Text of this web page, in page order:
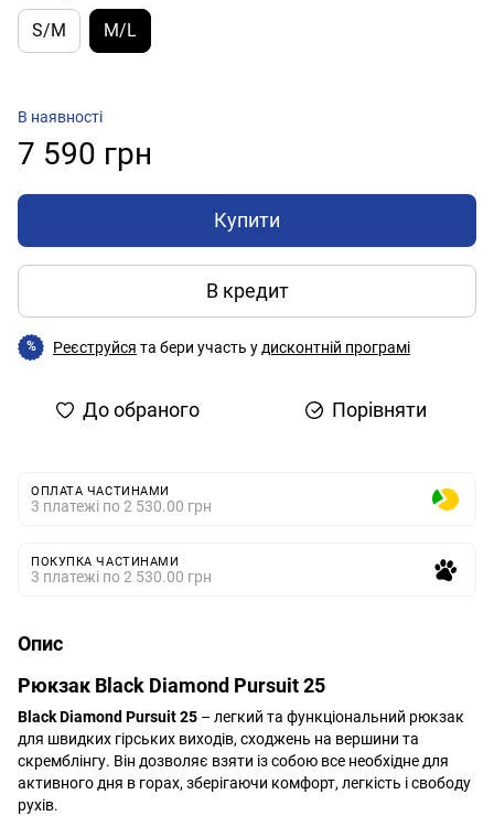
S/M M/L
В наявності
7 590 грн
Купити
В кредит
% Реєструйся та бери участь у дисконтній програмі
До обраного Порівняти
ОПЛАТА ЧАСТИНАМИ
3 платежі по 2 530.00 грн
ПОКУПКА ЧАСТИНАМИ
3 платежі по 2 530.00 грн
Опис
Рюкзак Black Diamond Pursuit 25
Black Diamond Pursuit 25 – легкий та функціональний рюкзак
для швидких гірських виходів, сходжень на вершини та
скремблінгу. Він дозволяє взяти із собою все необхідне для
активного дня в горах, зберігаючи комфорт, легкість і свободу
рухів.